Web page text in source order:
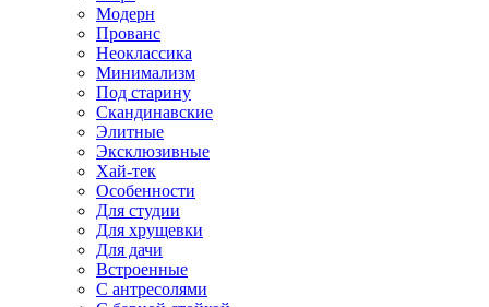
Модерн
Прованс
Неоклассика
Минимализм
Под старину
Скандинавские
Элитные
Эксклюзивные
Хай-тек
Особенности
Для студии
Для хрущевки
Для дачи
Встроенные
С антресолями